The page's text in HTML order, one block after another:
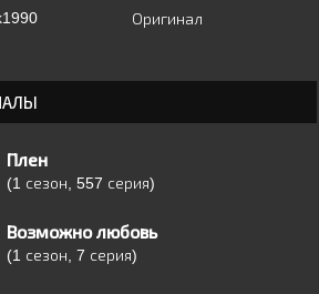
Оригинал
Плен
(1 сезон, 557 серия)
Возможно любовь
(1 сезон, 7 серия)